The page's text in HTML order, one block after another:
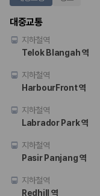
혼자 또는 2인 여행
가 가장 먼저 비교하
준중형·중형차
커플·친구 여행에서
종입니다.
가족 여행, 짐이 많
량 연식을 함께 비교
단체 여행이나 4인
험 조건을 함께 확인
제주렌트카 보험
니다
동일한 차량이라도 보험
대중교통
지하철역
Telok Blangah 역
지하철역
HarbourFront 역
지하철역
Labrador Park 역
지하철역
Pasir Panjang 역
지하철역
Redhill 역